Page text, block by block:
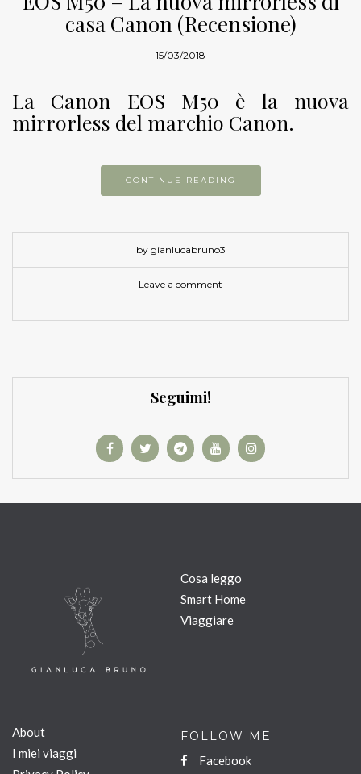
casa Canon (Recensione)
15/03/2018
La Canon EOS M50 è la nuova
mirrorless del marchio Canon.
CONTINUE READING
by gianlucabruno3
Leave a comment
Seguimi!
Cosa leggo
Smart Home
Viaggiare
About
I miei viaggi
FOLLOW ME
Facebook